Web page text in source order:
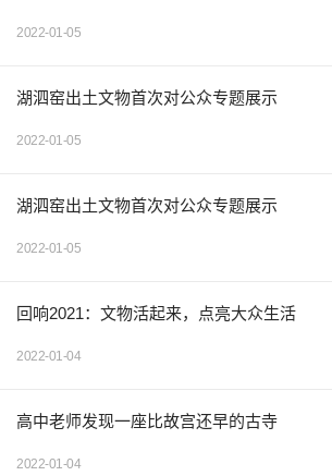
2022-01-05
湖泗窑出土文物首次对公众专题展示
2022-01-05
湖泗窑出土文物首次对公众专题展示
2022-01-05
回响2021：文物活起来，点亮大众生活
2022-01-04
高中老师发现一座比故宫还早的古寺
2022-01-04